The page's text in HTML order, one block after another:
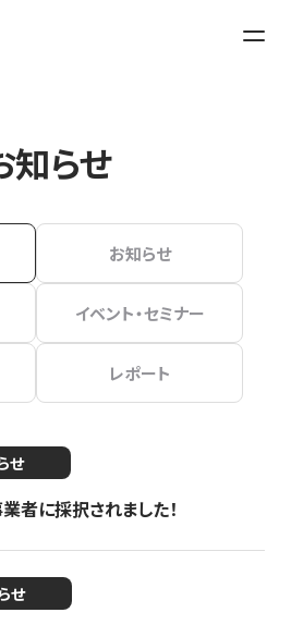
知らせ
お知らせ
イベント・セミナー
レポート
せ
者に採択されました！
せ